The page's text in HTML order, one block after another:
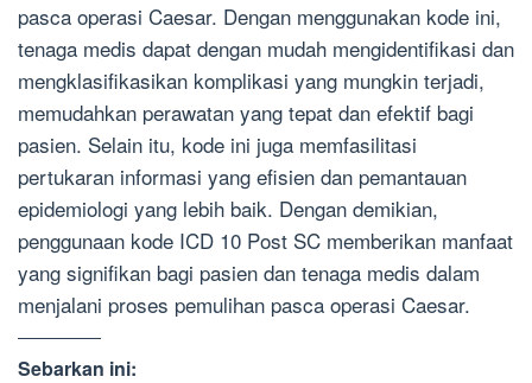
pasca operasi Caesar. Dengan menggunakan kode ini,
tenaga medis dapat dengan mudah mengidentifikasi dan
mengklasifikasikan komplikasi yang mungkin terjadi,
memudahkan perawatan yang tepat dan efektif bagi
pasien. Selain itu, kode ini juga memfasilitasi
pertukaran informasi yang efisien dan pemantauan
epidemiologi yang lebih baik. Dengan demikian,
penggunaan kode ICD 10 Post SC memberikan manfaat
yang signifikan bagi pasien dan tenaga medis dalam
menjalani proses pemulihan pasca operasi Caesar.
Sebarkan ini: